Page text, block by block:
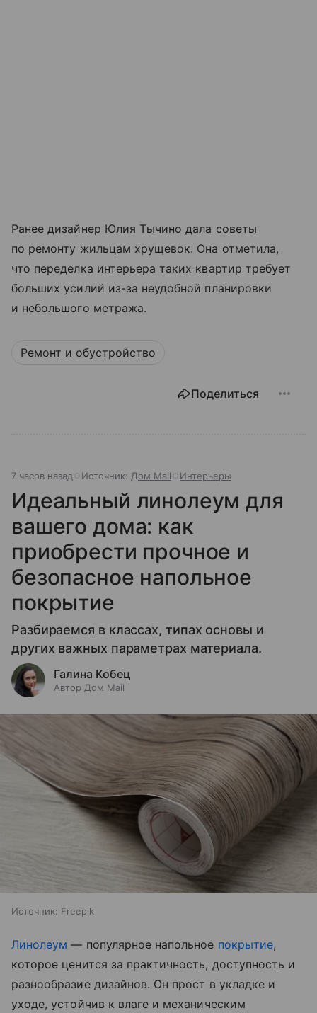
Ранее дизайнер Юлия Тычино дала советы
по ремонту жильцам хрущевок. Она отметила,
что переделка интерьера таких квартир требует
больших усилий из-за неудобной планировки
и небольшого метража.
Ремонт и обустройство
Поделиться
7 часов назад Источник: Дом Mail Интерьеры
Идеальный линолеум для
вашего дома: как
приобрести прочное и
безопасное напольное
покрытие
Разбираемся в классах, типах основы и
других важных параметрах материала.
Галина Кобец
Автор Дом Mail
Источник: Freepik
Линолеум — популярное напольное покрытие,
которое ценится за практичность, доступность и
разнообразие дизайнов. Он прост в укладке и
уходе, устойчив к влаге и механическим